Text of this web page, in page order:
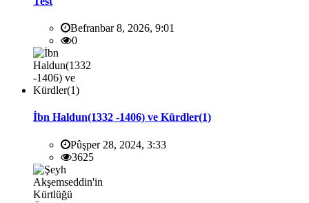
Befranbar 8, 2026, 9:01
0
İbn Haldun(1332 -1406) ve Kürdler(1)
Pûşper 28, 2024, 3:33
3625